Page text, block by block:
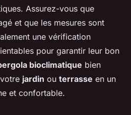
Assurez-vous que
et que les mesures sont
une vérification
pour garantir leur bon
bioclimatique bien
jardin ou terrasse en un
et confortable.